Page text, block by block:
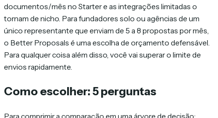
documentos/mês no Starter e as integrações limitadas o
tornam de nicho. Para fundadores solo ou agências de um
único representante que enviam de 5 a 8 propostas por mês,
o Better Proposals é uma escolha de orçamento defensável.
Para qualquer coisa além disso, você vai superar o limite de
envios rapidamente.
Como escolher: 5 perguntas